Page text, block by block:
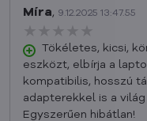
Míra, 9.12.2025 13:47.55
Tökéletes, kicsi,
eszközt, elbírja a
kompatibilis, hosszú
adapterekkel is a
Egyszerűen hibátlan!